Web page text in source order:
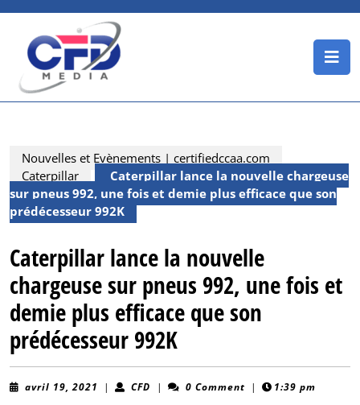
content
Nouvelles et Evènements | certifiedccaa.com
Caterpillar
Caterpillar lance la nouvelle chargeuse
sur pneus 992, une fois et demie plus efficace que son
prédécesseur 992K
Caterpillar lance la nouvelle
chargeuse sur pneus 992, une fois et
demie plus efficace que son
prédécesseur 992K
avril 19, 2021 avril
| CFD CFD
| 0 Comment | 1:39 pm